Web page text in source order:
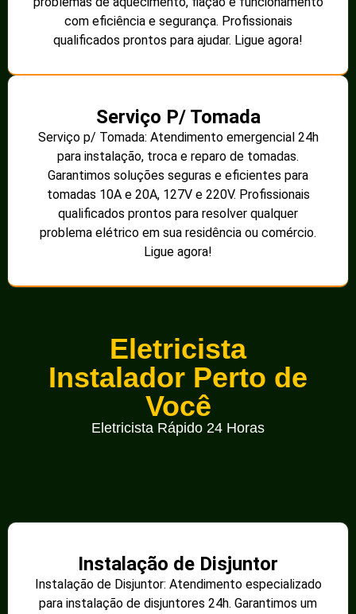
com eficiência e segurança. Profissionais
qualificados prontos para ajudar. Ligue agora!
Serviço P/ Tomada
Serviço p/ Tomada: Atendimento emergencial 24h
para instalação, troca e reparo de tomadas.
Garantimos soluções seguras e eficientes para
tomadas 10A e 20A, 127V e 220V. Profissionais
qualificados prontos para resolver qualquer
problema elétrico em sua residência ou comércio.
Ligue agora!
Eletricista
Instalador Perto de
Você
Eletricista Rápido 24 Horas
Instalação de Disjuntor
Instalação de Disjuntor: Atendimento especializado
para instalação de disjuntores 24h. Garantimos um